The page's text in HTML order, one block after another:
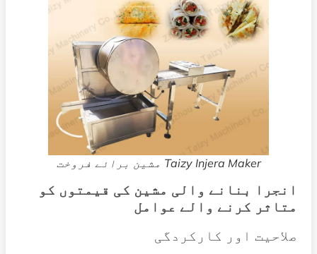
Taizy Injera Maker مشین برائے فروخت
انجرا بنانے والی مشین کی قیمتوں کو
متاثر کرنے والے عوامل
صلاحیت اور کارکردگی